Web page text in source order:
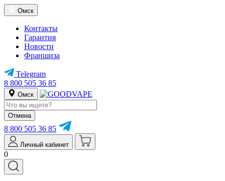
Омск
Контакты
Гарантия
Новости
Франшиза
Telegram
8 800 505 36 85
Омск
Отмена
8 800 505 36 85
Личный кабинет
0